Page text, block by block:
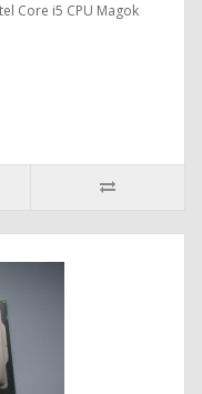
Core i5 CPU Magok